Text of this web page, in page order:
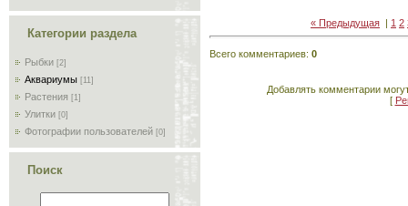
Категории раздела
Рыбки [2]
Аквариумы [11]
Растения [1]
Улитки [0]
Фотографии пользователей [0]
Поиск
« Предыдущая | 1 2
Всего комментариев: 0
Добавлять комментарии
[